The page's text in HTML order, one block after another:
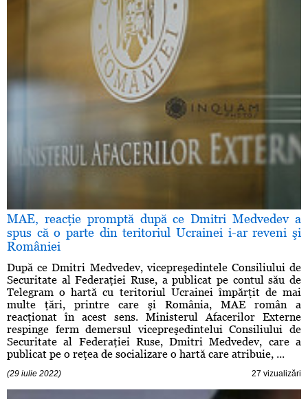
MAE, reacţie promptă după ce Dmitri Medvedev a
spus că o parte din teritoriul Ucrainei i-ar reveni şi
României
După ce Dmitri Medvedev, vicepreşedintele Consiliului de
Securitate al Federaţiei Ruse, a publicat pe contul său de
Telegram o hartă cu teritoriul Ucrainei împărţit de mai
multe ţări, printre care şi România, MAE român a
reacţionat în acest sens. Ministerul Afacerilor Externe
respinge ferm demersul vicepreşedintelui Consiliului de
Securitate al Federaţiei Ruse, Dmitri Medvedev, care a
publicat pe o reţea de socializare o hartă care atribuie, ...
(29 iulie 2022) 27 vizualizări